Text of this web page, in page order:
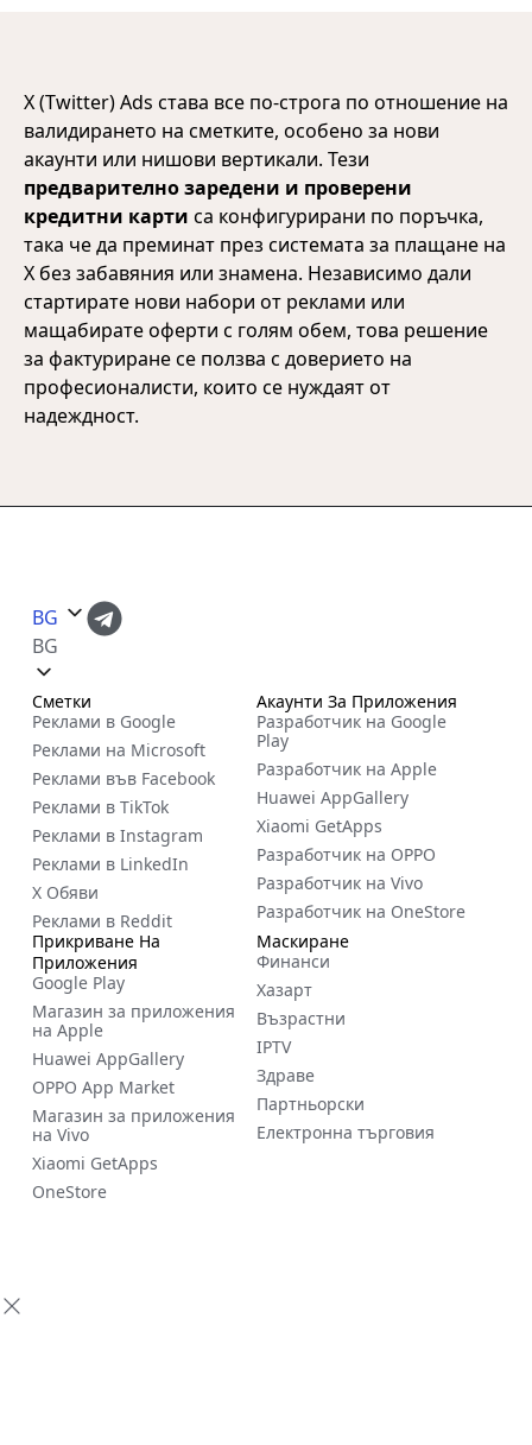
X (Twitter) Ads става все по-строга по отношение на
валидирането на сметките, особено за нови
акаунти или нишови вертикали. Тези
предварително заредени и проверени
кредитни карти са конфигурирани по поръчка,
така че да преминат през системата за плащане на
X без забавяния или знамена. Независимо дали
стартирате нови набори от реклами или
мащабирате оферти с голям обем, това решение
за фактуриране се ползва с доверието на
професионалисти, които се нуждаят от
надеждност.
BG
BG
Сметки
Реклами в Google
Реклами на Microsoft
Реклами във Facebook
Реклами в TikTok
Реклами в Instagram
Реклами в LinkedIn
X Обяви
Реклами в Reddit
Маскиране
Финанси
Хазарт
Възрастни
IPTV
Здраве
Партньорски
Електронна търговия
Акаунти За Приложения
Разработчик на Google
Play
Разработчик на Apple
Huawei AppGallery
Xiaomi GetApps
Разработчик на OPPO
Разработчик на Vivo
Разработчик на OneStore
Прикриване На
Приложения
Google Play
Магазин за приложения
на Apple
Huawei AppGallery
OPPO App Market
Магазин за приложения
на Vivo
Xiaomi GetApps
OneStore